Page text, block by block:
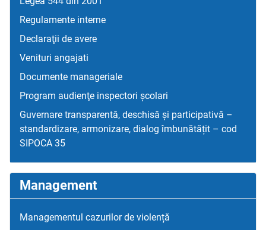
Regulamente interne
Declaraţii de avere
Venituri angajati
Documente manageriale
Program audienţe inspectori școlari
Guvernare transparentă, deschisă și participativă –
standardizare, armonizare, dialog îmbunătățit – cod
SIPOCA 35
Management
Managementul cazurilor de violență